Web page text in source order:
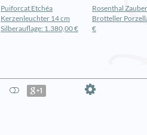
Puiforcat Etchéa
Kerzenleuchter 14 cm
Silberauflage: 1.380,00 €
Rosenthal
Brotteller
€